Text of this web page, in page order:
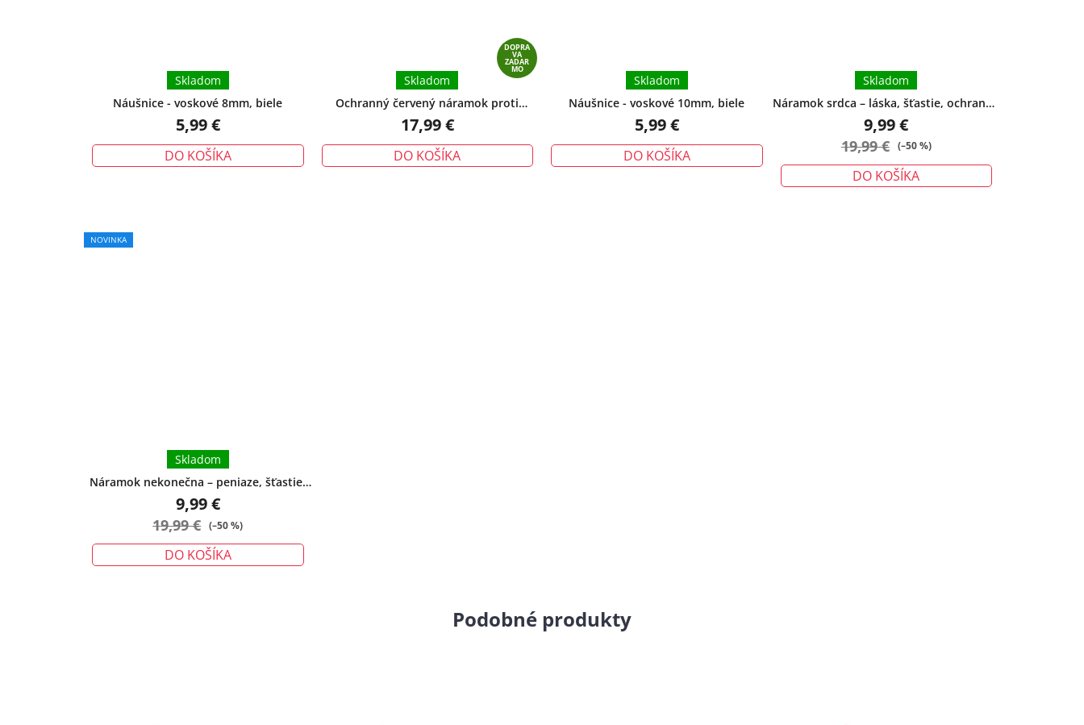
Náušnice - voskové 8mm, biele
Skladom
5,99 €
DO KOŠÍKA
DOPRA
VA
ZADAR
MO
Ochranný červený náramok proti
urieknutiu – tradičný talizman ochrany
Skladom
17,99 €
DO KOŠÍKA
Náušnice - voskové 10mm, biele
Skladom
5,99 €
DO KOŠÍKA
Náramok srdca – láska, šťastie, ochrana -
malý
Skladom
9,99 €
19,99 € (–50 %)
DO KOŠÍKA
NOVINKA
Náramok nekonečna – peniaze, šťastie,
ochrana - malý
Skladom
9,99 €
19,99 € (–50 %)
DO KOŠÍKA
Podobné produkty